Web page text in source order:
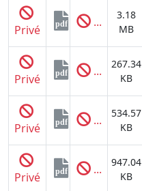
Privé pdf ...
3.18
MB
Privé pdf ...
267.34
KB
Privé pdf ...
534.57
KB
Privé pdf ...
947.04
KB